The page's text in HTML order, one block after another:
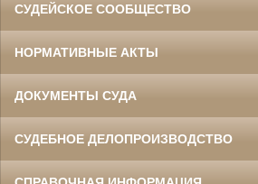
СУДЕЙСКОЕ СООБЩЕСТВО
НОРМАТИВНЫЕ АКТЫ
ДОКУМЕНТЫ СУДА
СУДЕБНОЕ ДЕЛОПРОИЗВОДСТВО